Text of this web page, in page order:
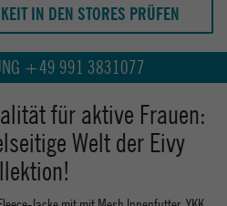
IN DEN STORES PRÜFEN
+49 991 3831077
für aktive Frauen:
Welt der Eivy